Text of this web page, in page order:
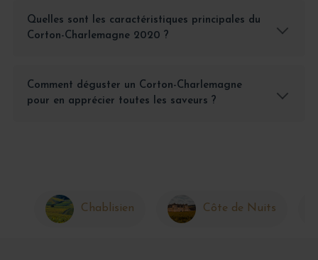
Quelles sont les caractéristiques principales du
Corton-Charlemagne 2020 ?
Comment déguster un Corton-Charlemagne
pour en apprécier toutes les saveurs ?
Chablisien Côte de Nuits